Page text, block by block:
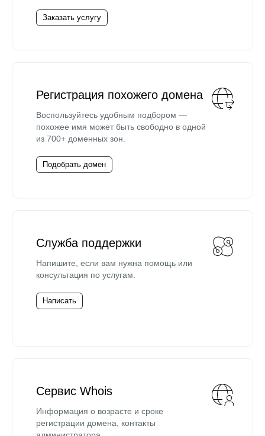
Заказать услугу
Регистрация похожего домена
Воспользуйтесь удобным подбором —
похожее имя может быть свободно в одной
из 700+ доменных зон.
Подобрать домен
Служба поддержки
Напишите, если вам нужна помощь или
консультация по услугам.
Написать
Сервис Whois
Информация о возрасте и сроке
регистрации домена, контакты